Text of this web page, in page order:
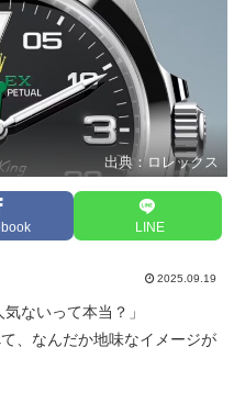
出典：ロレックス
LINE
2025.09.19
ないって本当？」
、なんだか地味なイメージが